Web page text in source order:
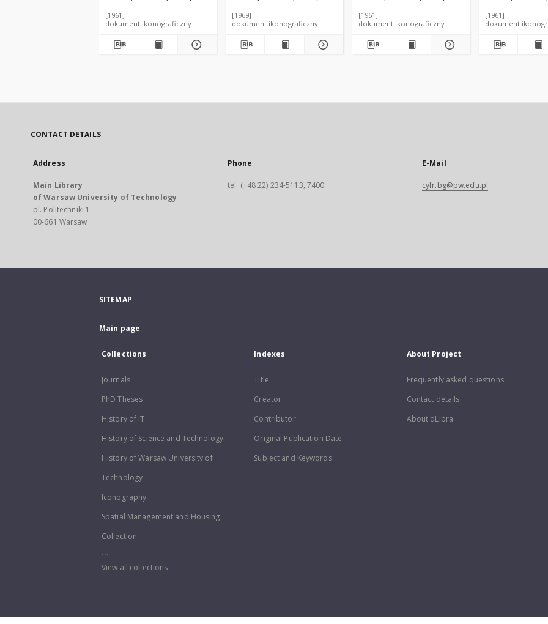
[1961]
dokument ikonograficzny
[1969]
dokument ikonograficzny
[1961]
dokument ikonograficzny
[1961]
dokument
CONTACT DETAILS
Address
Main Library
of Warsaw University of Technology
pl. Politechniki 1
00-661 Warsaw
Phone
tel. (+48 22) 234-5113, 7400
E-Mail
cyfr.bg@pw.edu.pl
SITEMAP
Main page
Collections
Journals
PhD Theses
History of IT
History of Science and Technology
History of Warsaw University of
Technology
Iconography
Spatial Management and Housing
Collection
...
View all collections
Indexes
Title
Creator
Contributor
Original Publication Date
Subject and Keywords
About Project
Frequently asked questions
Contact details
About dLibra